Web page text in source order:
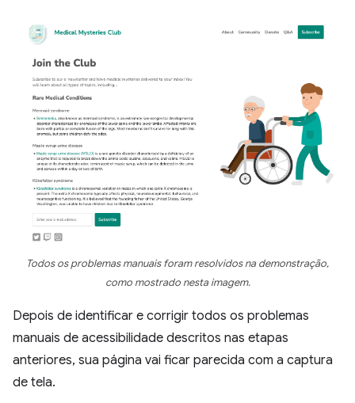
Todos os problemas manuais foram resolvidos na demonstração,
como mostrado nesta imagem.
Depois de identificar e corrigir todos os problemas
manuais de acessibilidade descritos nas etapas
anteriores, sua página vai ficar parecida com a captura
de tela.